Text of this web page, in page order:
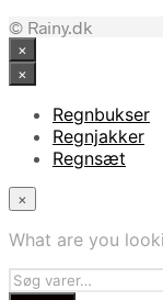
© Rainy.dk
×
×
Regnbukser
Regnjakker
Regnsæt
×
What are you